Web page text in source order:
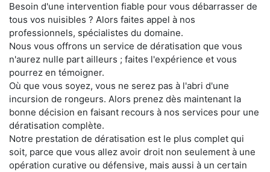
Besoin d'une intervention fiable pour vous débarrasser de
tous vos nuisibles ? Alors faites appel à nos
professionnels, spécialistes du domaine.
Nous vous offrons un service de dératisation que vous
n'aurez nulle part ailleurs ; faites l'expérience et vous
pourrez en témoigner.
Où que vous soyez, vous ne serez pas à l'abri d'une
incursion de rongeurs. Alors prenez dès maintenant la
bonne décision en faisant recours à nos services pour une
dératisation complète.
Notre prestation de dératisation est le plus complet qui
soit, parce que vous allez avoir droit non seulement à une
opération curative ou défensive, mais aussi à un certain